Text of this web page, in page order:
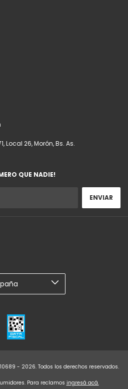
Local 26, Morón, Bs. As.
QUE NADIE!
- 2026. Todos los derechos reservados.
Para reclamos ingresá acá.